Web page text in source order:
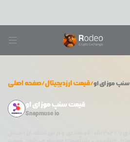
صفحه اصلی/قیمت ارزدیجیتال/سنپ موز ای او
قیمت سنپ موز ای او
Snapmuse io